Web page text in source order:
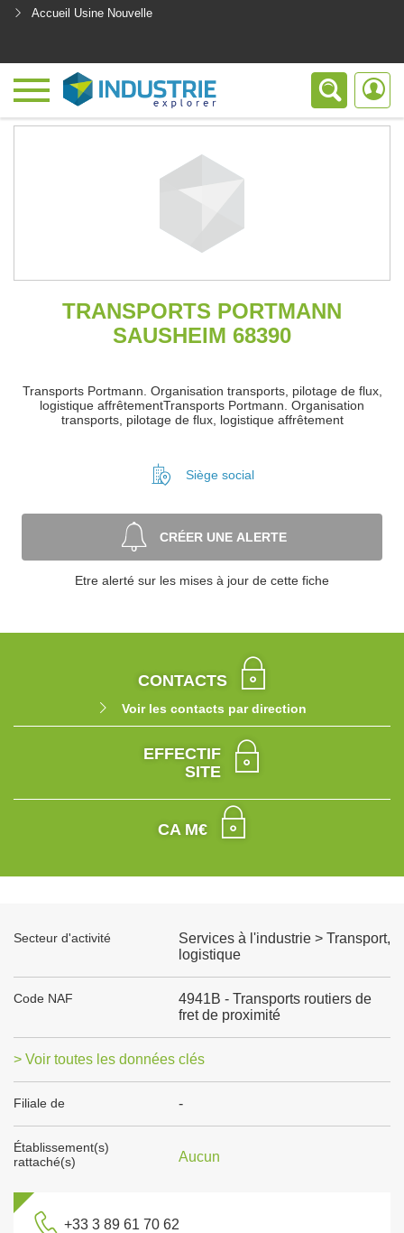
Accueil Usine Nouvelle
TRANSPORTS PORTMANN
SAUSHEIM 68390
Transports Portmann. Organisation transports, pilotage de flux,
logistique affrêtementTransports Portmann. Organisation
transports, pilotage de flux, logistique affrêtement
Siège social
CRÉER UNE ALERTE
Etre alerté sur les mises à jour de cette fiche
CONTACTS
Voir les contacts par direction
EFFECTIF
SITE
CA M€
Secteur d'activité
Services à l'industrie > Transport,
logistique
Code NAF
4941B - Transports routiers de
fret de proximité
> Voir toutes les données clés
Filiale de -
Établissement(s)
rattaché(s)
Aucun
+33 3 89 61 70 62